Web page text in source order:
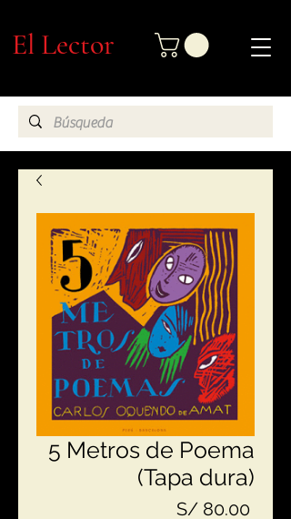
El Lector
5 Metros de Poema
(Tapa dura)
S/ 80.00Precio